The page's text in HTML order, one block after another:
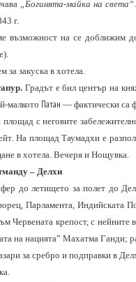
„Богинята-майка на
г.
възможност на се доближим
закуска в хотела.
Градът е бил център на
малкото Патан — фактически са
с неговите
.На площад Таумадхи е
в хотела. Вечеря и Нощувка.
– Делхи
до летището за полет до
Парламента, Индийската
Червената крепост,с нейните
на нацията” Махатма Ганди;
за сребро и подправки в